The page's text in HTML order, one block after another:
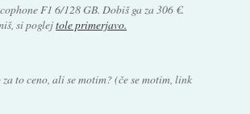
F1 6/128 GB. Dobiš ga za 306 €.
si poglejtole primerjavo.
za to ceno, ali se motim? (če se motim, link